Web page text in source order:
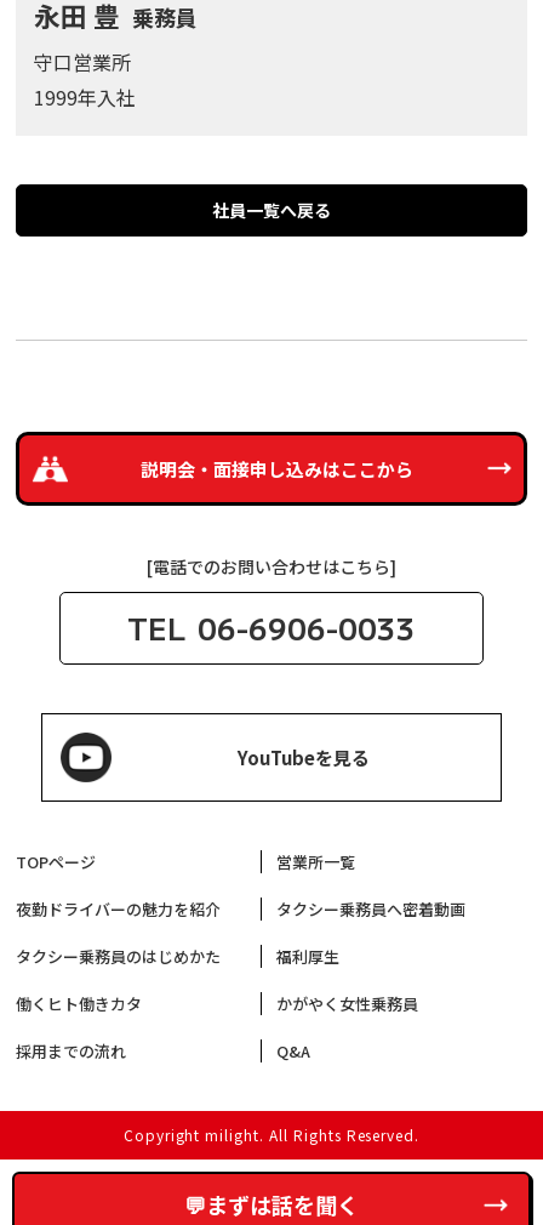
永田 豊 乗務員
守口営業所
1999年入社
社員一覧へ戻る
💬まずは話を聞く
説明会・面接申し込みはここから
[電話でのお問い合わせはこちら]
TEL 06-6906-0033
YouTubeを見る
TOPページ 営業所一覧
夜勤ドライバーの魅力を紹介 タクシー乗務員へ密着動画
タクシー乗務員のはじめかた 福利厚生
働くヒト働きカタ かがやく女性乗務員
採用までの流れ Q&A
Copyright milight. All Rights Reserved.